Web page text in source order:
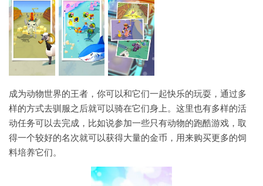
成为动物世界的王者，你可以和它们一起快乐的玩耍，通过多
样的方式去驯服之后就可以骑在它们身上。这里也有多样的活
动任务可以去完成，比如说参加一些只有动物的跑酷游戏，取
得一个较好的名次就可以获得大量的金币，用来购买更多的饲
料培养它们。